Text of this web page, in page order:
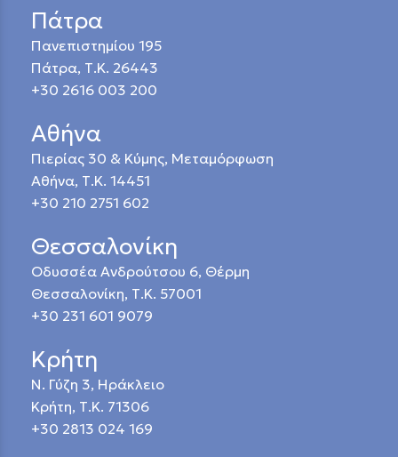
Πάτρα
Πανεπιστημίου 195
Πάτρα, Τ.Κ. 26443
+30 2616 003 200
Αθήνα
Πιερίας 30 & Κύμης, Μεταμόρφωση
Αθήνα, Τ.Κ. 14451
+30 210 2751 602
Θεσσαλονίκη
Οδυσσέα Ανδρούτσου 6, Θέρμη
Θεσσαλονίκη, Τ.Κ. 57001
+30 231 601 9079
Κρήτη
Ν. Γύζη 3, Ηράκλειο
Κρήτη, Τ.Κ. 71306
+30 2813 024 169